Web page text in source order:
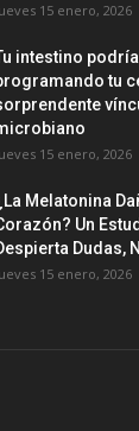
15 enero, 2026
intestino
tu
15 enero, 2026
Melatonina
Un
Dudas,
15 enero, 2026